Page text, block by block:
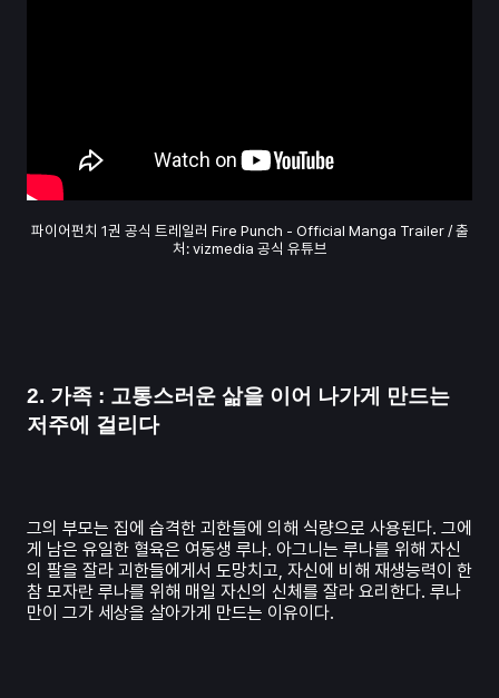
파이어펀치 1권 공식 트레일러 Fire Punch - Official Manga Trailer / 출
처: vizmedia 공식 유튜브
2. 가족 : 고통스러운 삶을 이어 나가게 만드는
저주에 걸리다
그의 부모는 집에 습격한 괴한들에 의해 식량으로 사용된다. 그에
게 남은 유일한 혈육은 여동생 루나. 아그니는 루나를 위해 자신
의 팔을 잘라 괴한들에게서 도망치고, 자신에 비해 재생능력이 한
참 모자란 루나를 위해 매일 자신의 신체를 잘라 요리한다. 루나
만이 그가 세상을 살아가게 만드는 이유이다.